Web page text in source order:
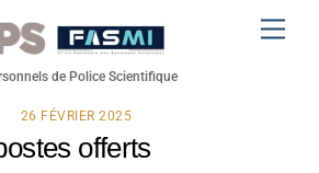
de Police Scientifique
26 FÉVRIER 2025
offerts